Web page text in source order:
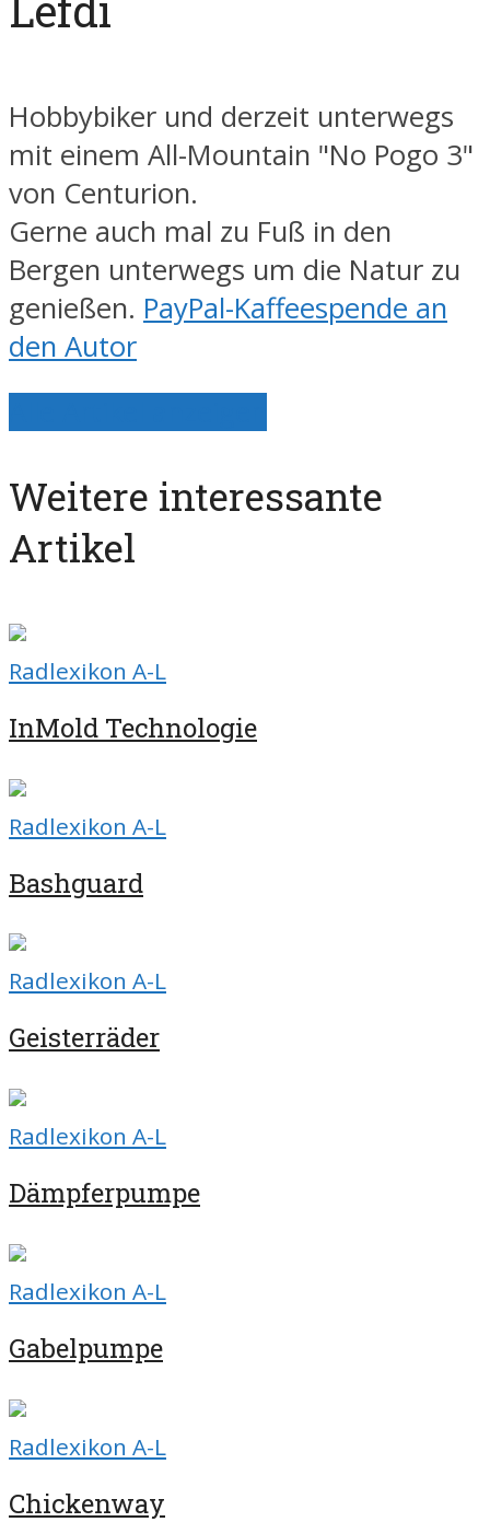
Hobbybiker und derzeit unterwegs
mit einem All-Mountain "No Pogo 3"
von Centurion.
Gerne auch mal zu Fuß in den
Bergen unterwegs um die Natur zu
genießen. PayPal-Kaffeespende an
den Autor
Weitere interessante
Artikel
Radlexikon A-L
InMold Technologie
Radlexikon A-L
Bashguard
Radlexikon A-L
Geisterräder
Radlexikon A-L
Dämpferpumpe
Radlexikon A-L
Gabelpumpe
Radlexikon A-L
Chickenway